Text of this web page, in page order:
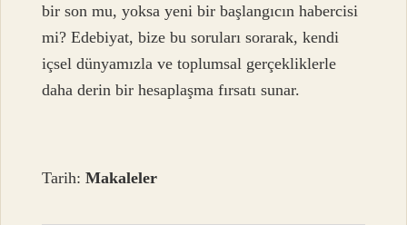
bir son mu, yoksa yeni bir başlangıcın habercisi
mi? Edebiyat, bize bu soruları sorarak, kendi
içsel dünyamızla ve toplumsal gerçekliklerle
daha derin bir hesaplaşma fırsatı sunar.
Tarih:Makaleler